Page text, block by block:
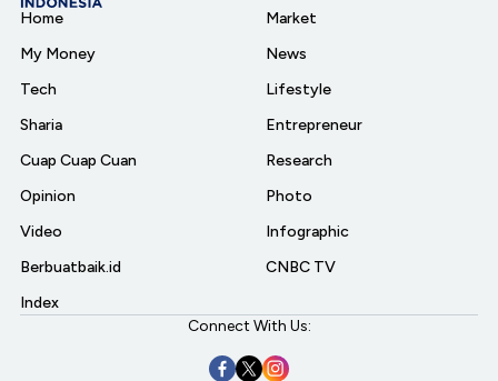
Home
My Money
Tech
Sharia
Cuap Cuap Cuan
Opinion
Video
Berbuatbaik.id
Index
Market
News
Lifestyle
Entrepreneur
Research
Photo
Infographic
CNBC TV
Connect With Us: